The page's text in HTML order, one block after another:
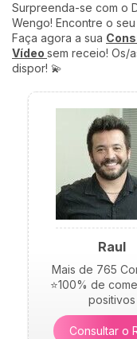
Surpreenda-se com o
Wengo! Encontre o
Faça agora a sua
Vídeo sem receio! Os/
dispor! 💫
Raul
Mais de 765
⭐100% de
positivos
Consultar o